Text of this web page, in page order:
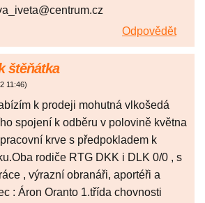
Odpovědět
štěňátka
11:46)
k prodeji mohutná vlkošedá
spojení k odběru v polovině května
krve s předpokladem k
rodiče RTG DKK i DLK 0/0 , s
, výrazní obranáři, aportéři a
: Áron Oranto 1.třída chovnosti